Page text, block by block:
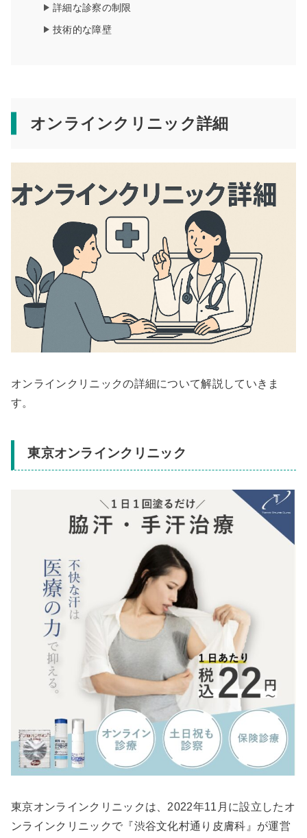
詳細な診察の制限
技術的な障壁
オンラインクリニック詳細
オンラインクリニックの詳細について解説していきま
す。
東京オンラインクリニック
東京オンラインクリニックは、2022年11月に設立したオ
ンラインクリニックで『渋谷文化村通り皮膚科』が運営